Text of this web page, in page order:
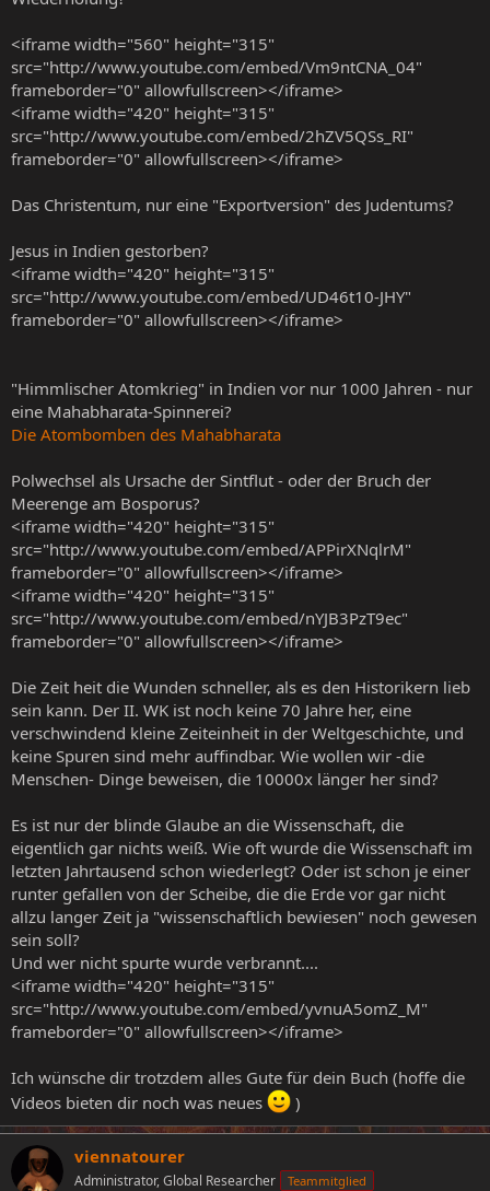
<iframe width="560" height="315"
src="http://www.youtube.com/embed/Vm9ntCNA_04"
frameborder="0" allowfullscreen></iframe>
<iframe width="420" height="315"
src="http://www.youtube.com/embed/2hZV5QSs_RI"
frameborder="0" allowfullscreen></iframe>
Das Christentum, nur eine "Exportversion" des Judentums?
Jesus in Indien gestorben?
<iframe width="420" height="315"
src="http://www.youtube.com/embed/UD46t10-JHY"
frameborder="0" allowfullscreen></iframe>
"Himmlischer Atomkrieg" in Indien vor nur 1000 Jahren - nur
eine Mahabharata-Spinnerei?
Die Atombomben des Mahabharata
Polwechsel als Ursache der Sintflut - oder der Bruch der
Meerenge am Bosporus?
<iframe width="420" height="315"
src="http://www.youtube.com/embed/APPirXNqlrM"
frameborder="0" allowfullscreen></iframe>
<iframe width="420" height="315"
src="http://www.youtube.com/embed/nYJB3PzT9ec"
frameborder="0" allowfullscreen></iframe>
Die Zeit heit die Wunden schneller, als es den Historikern lieb
sein kann. Der II. WK ist noch keine 70 Jahre her, eine
verschwindend kleine Zeiteinheit in der Weltgeschichte, und
keine Spuren sind mehr auffindbar. Wie wollen wir -die
Menschen- Dinge beweisen, die 10000x länger her sind?
Es ist nur der blinde Glaube an die Wissenschaft, die
eigentlich gar nichts weiß. Wie oft wurde die Wissenschaft im
letzten Jahrtausend schon wiederlegt? Oder ist schon je einer
runter gefallen von der Scheibe, die die Erde vor gar nicht
allzu langer Zeit ja "wissenschaftlich bewiesen" noch gewesen
sein soll?
Und wer nicht spurte wurde verbrannt....
<iframe width="420" height="315"
src="http://www.youtube.com/embed/yvnuA5omZ_M"
frameborder="0" allowfullscreen></iframe>
Ich wünsche dir trotzdem alles Gute für dein Buch (hoffe die
Videos bieten dir noch was neues
)
viennatourer
Administrator, Global Researcher Teammitglied